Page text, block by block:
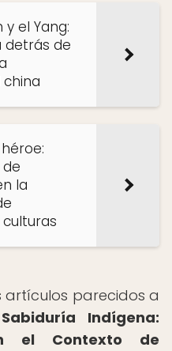
y el Yang:
detrás de
la
artículos parecidos a
Indígena:
el Contexto de